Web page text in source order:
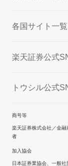
各国サイト一
楽天証券公式
トウシル公式
商号等
楽天証券株式会社／金
者
加入協会
日本証券業協会、一般